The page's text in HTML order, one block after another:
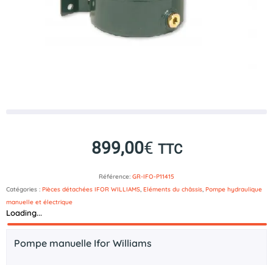
899,00€ TTC
Référence: GR-IFO-P11415
Catégories : Pièces détachées IFOR WILLIAMS Eléments du châssis Pompe hydraulique
manuelle et électrique
Loading...
Description
Pompe manuelle Ifor Williams